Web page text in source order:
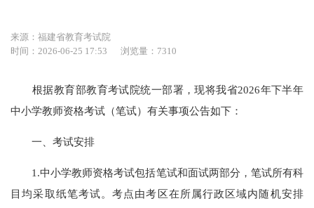
来源：福建省教育考试院
时间：2026-06-25 17:53
浏览量：7310
根据教育部教育考试院统一部署，现将我省2026年下半年
中小学教师资格考试（笔试）有关事项公告如下：
一、考试安排
1.中小学教师资格考试包括笔试和面试两部分，笔试所有科
目均采取纸笔考试。考点由考区在所属行政区域内随机安排